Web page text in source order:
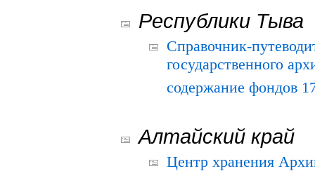
Республики Тыва
Справочник-
государственного
содержание фондов
Алтайский край
Центр хранения